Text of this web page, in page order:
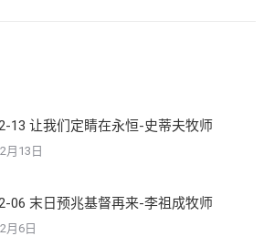
13 让我们定睛在永恒-史蒂夫牧师
月13日
06 末日预兆基督再来-李祖成牧师
月6日